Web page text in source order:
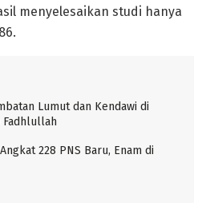
menyelesaikan studi hanya
Lumut dan Kendawi di
Fadhlullah
228 PNS Baru, Enam di